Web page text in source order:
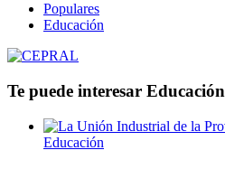
Populares
Educación
Te puede interesar Educación
Educación